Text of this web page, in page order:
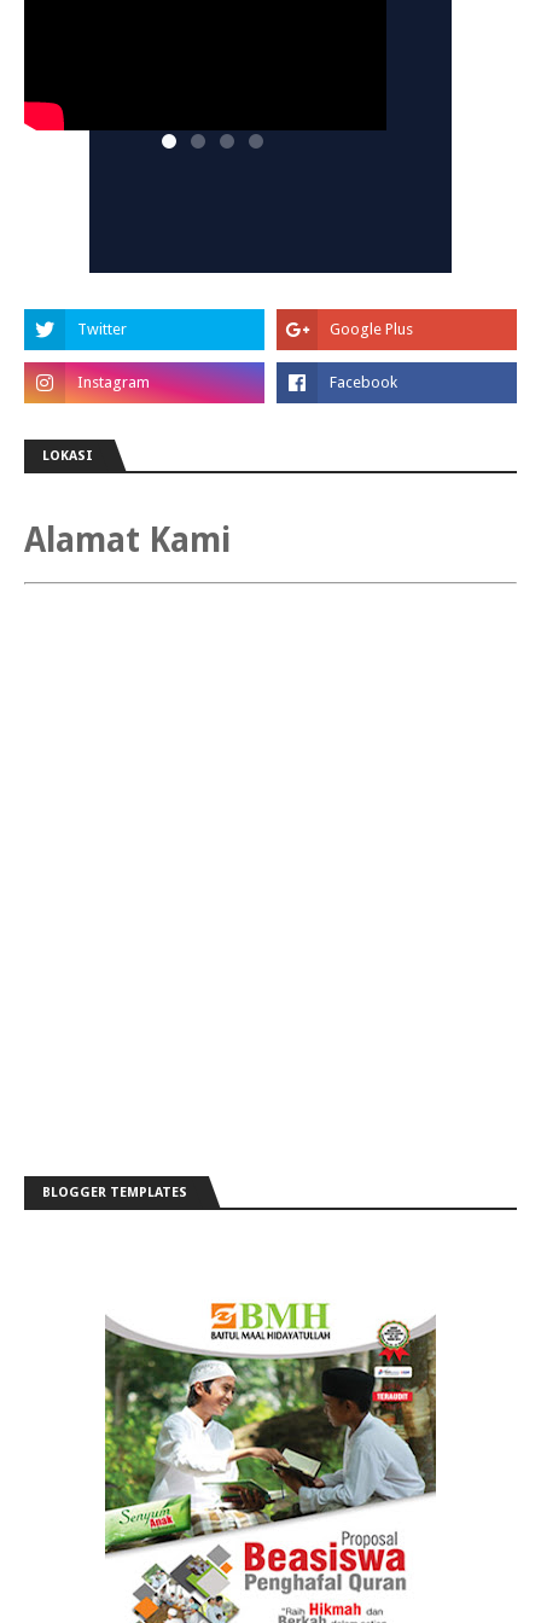
LOKASI
Alamat Kami
BLOGGER TEMPLATES